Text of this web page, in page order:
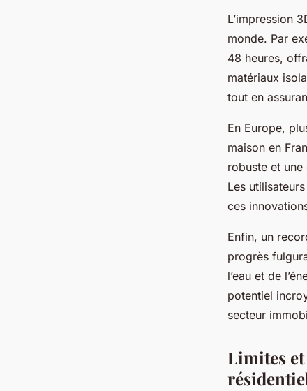
L’impression
monde. Par
48 heures,
matériaux
tout en
En Europe,
maison en
robuste et
Les
ces
Enfin, un
progrès
l’eau et de
potentiel
secteur
Limites